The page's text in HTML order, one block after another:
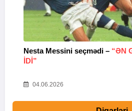
Nesta Messini seçmədi – “ƏN
IDI”
04.06.2026